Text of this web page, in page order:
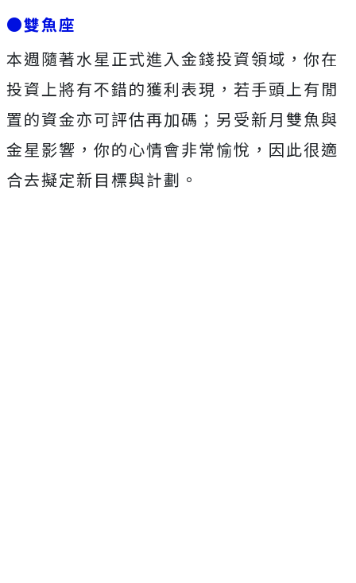
●雙魚座
本週隨著水星正式進入金錢投資領域，你在
投資上將有不錯的獲利表現，若手頭上有閒
置的資金亦可評估再加碼；另受新月雙魚與
金星影響，你的心情會非常愉悅，因此很適
合去擬定新目標與計劃。